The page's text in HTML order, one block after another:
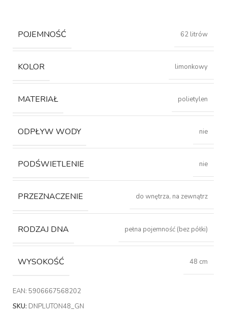
POJEMNOŚĆ 62 litrów
KOLOR limonkowy
MATERIAŁ polietylen
ODPŁYW WODY nie
PODŚWIETLENIE nie
PRZEZNACZENIE do wnętrza, na zewnątrz
RODZAJ DNA pełna pojemność (bez półki)
WYSOKOŚĆ 48 cm
EAN: 5906667568202
SKU: DNPLUTON48_GN